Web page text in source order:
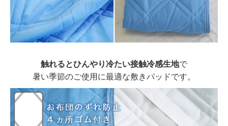
触れるとひんやり冷たい接触冷感生地で
暑い季節のご使用に最適な敷きパッドです。